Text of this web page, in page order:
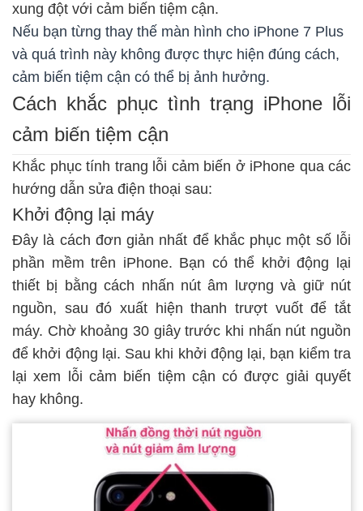
xung đột với cảm biến tiệm cận.
Nếu bạn từng thay thế màn hình cho iPhone 7 Plus
và quá trình này không được thực hiện đúng cách,
cảm biến tiệm cận có thể bị ảnh hưởng.
Cách khắc phục tình trạng iPhone lỗi
cảm biến tiệm cận
Khắc phục tính trang lỗi cảm biến ở iPhone qua các
hướng dẫn sửa điện thoại sau:
Khởi động lại máy
Đây là cách đơn giản nhất để khắc phục một số lỗi
phần mềm trên iPhone. Bạn có thể khởi động lại
thiết bị bằng cách nhấn nút âm lượng và giữ nút
nguồn, sau đó xuất hiện thanh trượt vuốt để tắt
máy. Chờ khoảng 30 giây trước khi nhấn nút nguồn
để khởi động lại. Sau khi khởi động lại, bạn kiểm tra
lại xem lỗi cảm biến tiệm cận có được giải quyết
hay không.